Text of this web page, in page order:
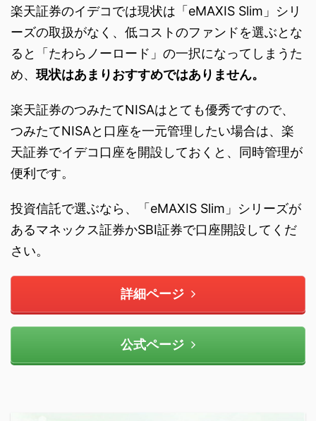
楽天証券のイデコでは現状は「eMAXIS Slim」シリ
ーズの取扱がなく、低コストのファンドを選ぶとな
ると「たわらノーロード」の一択になってしまうた
め、 現状はあまりおすすめではありません。
楽天証券のつみたてNISAはとても優秀ですので、
つみたてNISAと口座を一元管理したい場合は、楽
天証券でイデコ口座を開設しておくと、同時管理が
便利です。
投資信託で選ぶなら、「eMAXIS Slim」シリーズが
あるマネックス証券かSBI証券で口座開設してくだ
さい。
詳細ページ
公式ページ